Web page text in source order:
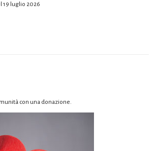
19 luglio 2026
con una donazione.